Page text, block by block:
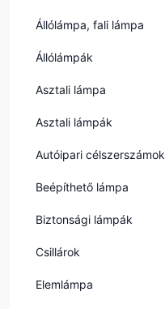
Állólámpa, fali lámpa
Állólámpák
Asztali lámpa
Asztali lámpák
Autóipari célszerszámok
Beépíthető lámpa
Biztonsági lámpák
Csillárok
Elemlámpa